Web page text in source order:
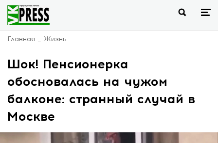
Главная Жизнь
Шок! Пенсионерка
обосновалась на чужом
балконе: странный случай в
Москве